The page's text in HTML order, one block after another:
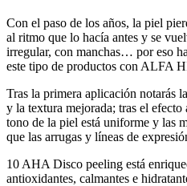
Con el paso de los años, la piel
al ritmo que lo hacía antes y se
irregular, con manchas… por eso
este tipo de productos con ALFA
Tras la primera aplicación notarás
y la textura mejorada; tras el
tono de la piel está uniforme y las
que las arrugas y líneas de
10 AHA Disco peeling está
antioxidantes, calmantes e